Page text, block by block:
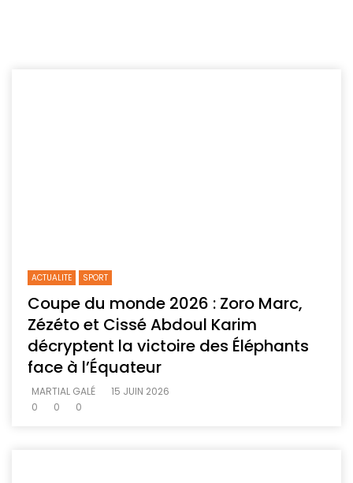
ACTUALITE SPORT
Coupe du monde 2026 : Zoro Marc,
Zézéto et Cissé Abdoul Karim
décryptent la victoire des Éléphants
face à l’Équateur
MARTIAL GALÉ
15 JUIN 2026
0
0 0